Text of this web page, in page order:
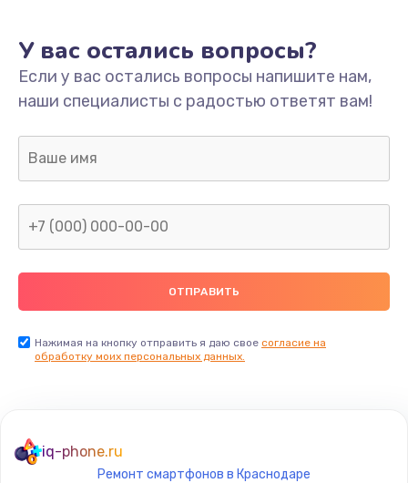
У вас остались вопросы?
Если у вас остались вопросы напишите нам,
наши специалисты с радостью ответят вам!
Нажимая на кнопку отправить я даю свое согласие на
обработку моих персональных данных.
iq-phone.ru
Ремонт смартфонов в Краснодаре